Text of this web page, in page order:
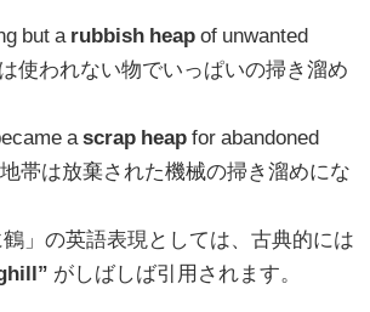
but a rubbish heap of unwanted
使われない物でいっぱいの掃き溜め
a scrap heap for abandoned
帯は放棄された機械の掃き溜めにな
」の英語表現としては、古典的には
がしばしば引用されます。